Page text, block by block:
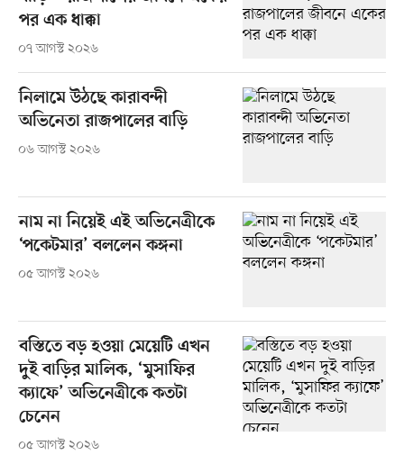
পর এক ধাক্কা
০৭ আগস্ট ২০২৬
নিলামে উঠছে কারাবন্দী
অভিনেতা রাজপালের বাড়ি
০৬ আগস্ট ২০২৬
নাম না নিয়েই এই অভিনেত্রীকে
‘পকেটমার’ বললেন কঙ্গনা
০৫ আগস্ট ২০২৬
বস্তিতে বড় হওয়া মেয়েটি এখন
দুই বাড়ির মালিক, ‘মুসাফির
ক্যাফে’ অভিনেত্রীকে কতটা
চেনেন
০৫ আগস্ট ২০২৬